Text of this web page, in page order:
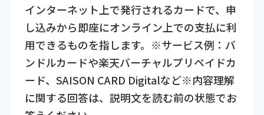
インターネット上で発行されるカードで、申
し込みから即座にオンライン上での支払に利
用できるものを指します。※サービス例：バ
ンドルカードや楽天バーチャルプリペイドカ
ード、SAISON CARD Digitalなど※内容理解
に関する回答は、説明文を読む前の状態でお